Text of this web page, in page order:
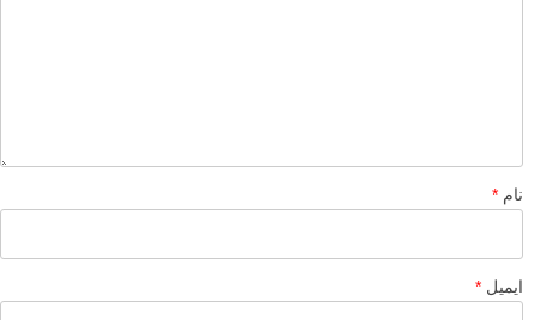
نام *
ایمیل *